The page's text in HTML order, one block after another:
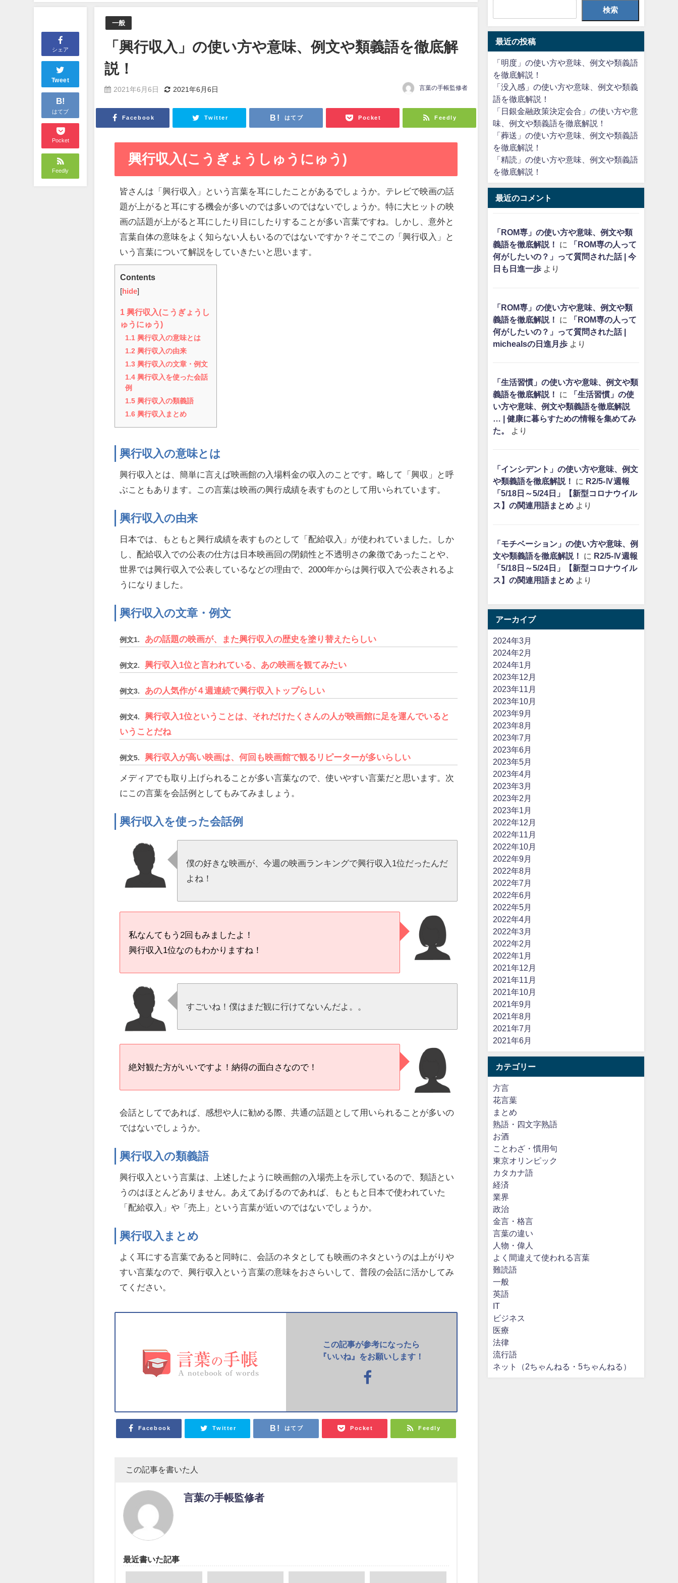
シェア
Tweet
B!
はてブ
Pocket
Feedly
一般
「興行収入」の使い方や意味、例文や類義語を徹底解
説！
2021年6月6日 2021年6月6日 言葉の手帳監修者
Facebook Twitter はてブ Pocket Feedly
興行収入(こうぎょうしゅうにゅう)
皆さんは「興行収入」という言葉を耳にしたことがあるでしょうか。テレビで映画の話
題が上がると耳にする機会が多いのでは多いのではないでしょうか。特に大ヒットの映
画の話題が上がると耳にしたり目にしたりすることが多い言葉ですね。しかし、意外と
言葉自体の意味をよく知らない人もいるのではないですか？そこでこの「興行収入」と
いう言葉について解説をしていきたいと思います。
Contents
[ hide]
1 興行収入(こうぎょうし
ゅうにゅう)
1.1 興行収入の意味とは
1.2 興行収入の由来
1.3 興行収入の文章・例文
1.4 興行収入を使った会話
例
1.5 興行収入の類義語
1.6 興行収入まとめ
興行収入の意味とは
興行収入とは、簡単に言えば映画館の入場料金の収入のことです。略して「興収」と呼
ぶこともあります。この言葉は映画の興行成績を表すものとして用いられています。
興行収入の由来
日本では、もともと興行成績を表すものとして「配給収入」が使われていました。しか
し、配給収入での公表の仕方は日本映画回の閉鎖性と不透明さの象徴であったことや、
世界では興行収入で公表しているなどの理由で、2000年からは興行収入で公表されるよ
うになりました。
興行収入の文章・例文
例文1. あの話題の映画が、また興行収入の歴史を塗り替えたらしい
例文2. 興行収入1位と言われている、あの映画を観てみたい
例文3. あの人気作が４週連続で興行収入トップらしい
例文4.
興行収入1位ということは、それだけたくさんの人が映画館に足を運んでいると
いうことだね
例文5. 興行収入が高い映画は、何回も映画館で観るリピーターが多いらしい
メディアでも取り上げられることが多い言葉なので、使いやすい言葉だと思います。次
にこの言葉を会話例としてもみてみましょう。
興行収入を使った会話例
僕の好きな映画が、今週の映画ランキングで興行収入1位だったんだ
よね！
私なんてもう2回もみましたよ！
興行収入1位なのもわかりますね！
すごいね！僕はまだ観に行けてないんだよ。。
絶対観た方がいいですよ！納得の面白さなので！
会話としてであれば、感想や人に勧める際、共通の話題として用いられることが多いの
ではないでしょうか。
興行収入の類義語
興行収入という言葉は、上述したように映画館の入場売上を示しているので、類語とい
うのはほとんどありません。あえてあげるのであれば、もともと日本で使われていた
「配給収入」や「売上」という言葉が近いのではないでしょうか。
興行収入まとめ
よく耳にする言葉であると同時に、会話のネタとしても映画のネタというのは上がりや
すい言葉なので、興行収入という言葉の意味をおさらいして、普段の会話に活かしてみ
てください。
この記事が参考になったら
『いいね』をお願いします！
Facebook Twitter はてブ Pocket Feedly
この記事を書いた人
言葉の手帳監修者
最近書いた記事
検索
最近の投稿
「明度」の使い方や意味、例文や類義語
を徹底解説！
「没入感」の使い方や意味、例文や類義
語を徹底解説！
「日銀金融政策決定会合」の使い方や意
味、例文や類義語を徹底解説！
「葬送」の使い方や意味、例文や類義語
を徹底解説！
「精読」の使い方や意味、例文や類義語
を徹底解説！
最近のコメント
「ROM専」の使い方や意味、例文や類
義語を徹底解説！
に
「ROM専の人って
何がしたいの？」って質問された話 | 今
日も日進一歩より
「ROM専」の使い方や意味、例文や類
義語を徹底解説！
に
「ROM専の人って
何がしたいの？」って質問された話 |
michealsの日進月歩より
「生活習慣」の使い方や意味、例文や類
義語を徹底解説！
に
「生活習慣」の使
い方や意味、例文や類義語を徹底解説
… | 健康に暮らすための情報を集めてみ
た。
より
「インシデント」の使い方や意味、例文
や類義語を徹底解説！
に R2/5-Ⅳ週報
「5/18日～5/24日」【新型コロナウイル
ス】の関連用語まとめより
「モチベーション」の使い方や意味、例
文や類義語を徹底解説！
に R2/5-Ⅳ週報
「5/18日～5/24日」【新型コロナウイル
ス】の関連用語まとめより
アーカイブ
2024年3月
2024年2月
2024年1月
2023年12月
2023年11月
2023年10月
2023年9月
2023年8月
2023年7月
2023年6月
2023年5月
2023年4月
2023年3月
2023年2月
2023年1月
2022年12月
2022年11月
2022年10月
2022年9月
2022年8月
2022年7月
2022年6月
2022年5月
2022年4月
2022年3月
2022年2月
2022年1月
2021年12月
2021年11月
2021年10月
2021年9月
2021年8月
2021年7月
2021年6月
カテゴリー
方言
花言葉
まとめ
熟語・四文字熟語
お酒
ことわざ・慣用句
東京オリンピック
カタカナ語
経済
業界
政治
金言・格言
言葉の違い
人物・偉人
よく間違えて使われる言葉
難読語
一般
英語
IT
ビジネス
医療
法律
流行語
ネット（2ちゃんねる・5ちゃんねる）